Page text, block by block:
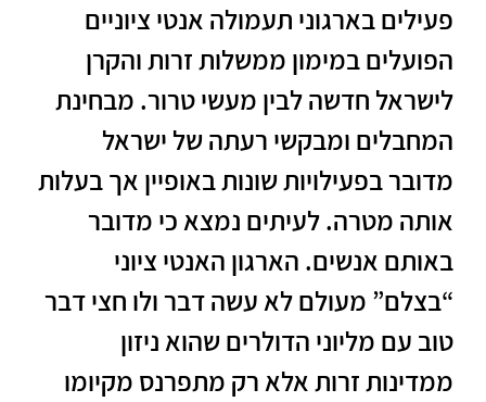
פעילים בארגוני תעמולה אנטי ציוניים
הפועלים במימון ממשלות זרות והקרן
לישראל חדשה לבין מעשי טרור. מבחינת
המחבלים ומבקשי רעתה של ישראל
מדובר בפעילויות שונות באופיין אך בעלות
אותה מטרה. לעיתים נמצא כי מדובר
באותם אנשים. הארגון האנטי ציוני
“בצלם” מעולם לא עשה דבר ולו חצי דבר
טוב עם מליוני הדולרים שהוא ניזון
ממדינות זרות אלא רק מתפרנס מקיומו